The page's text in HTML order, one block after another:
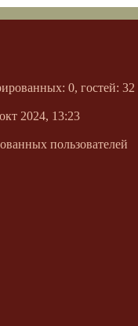
0, гостей:
2024, 13:23
пользователей